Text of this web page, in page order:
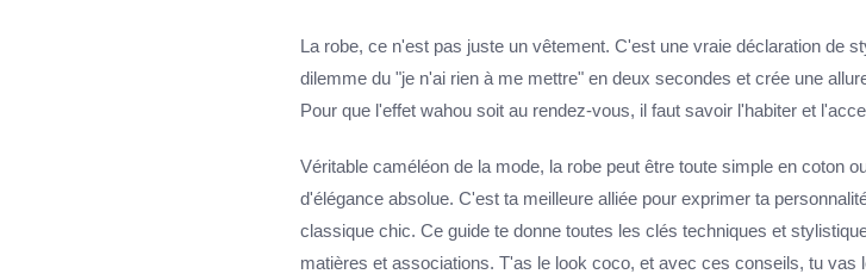
La robe, ce n'est pas juste un vêtement. C'est une vraie déclaration de
dilemme du "je n'ai rien à me mettre" en deux secondes et crée une
Pour que l'effet wahou soit au rendez-vous, il faut savoir l'habiter et
Véritable caméléon de la mode, la robe peut être toute simple en coton
d'élégance absolue. C'est ta meilleure alliée pour exprimer ta
classique chic. Ce guide te donne toutes les clés techniques et
matières et associations. T'as le look coco, et avec ces conseils, tu vas